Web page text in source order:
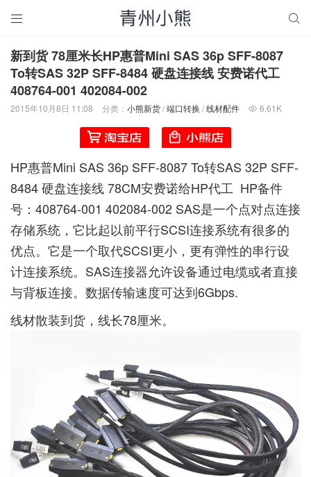
 
新到货 78厘米长HP惠普Mini SAS 36p SFF-8087
To转SAS 32P SFF-8484 硬盘连接线 安费诺代工
408764-001 402084-002
2015年10月8日 11:08 分类： 小熊新货/端口转换 /线材配件  6.61K
HP惠普Mini SAS 36p SFF-8087 To转SAS 32P SFF-
8484 硬盘连接线 78CM安费诺给HP代工 HP备件
号：408764-001 402084-002 SAS是一个点对点连接
存储系统，它比起以前平行SCSI连接系统有很多的
优点。它是一个取代SCSI更小，更有弹性的串行设
计连接系统。SAS连接器允许设备通过电缆或者直接
与背板连接。数据传输速度可达到6Gbps.
线材散装到货，线长78厘米。